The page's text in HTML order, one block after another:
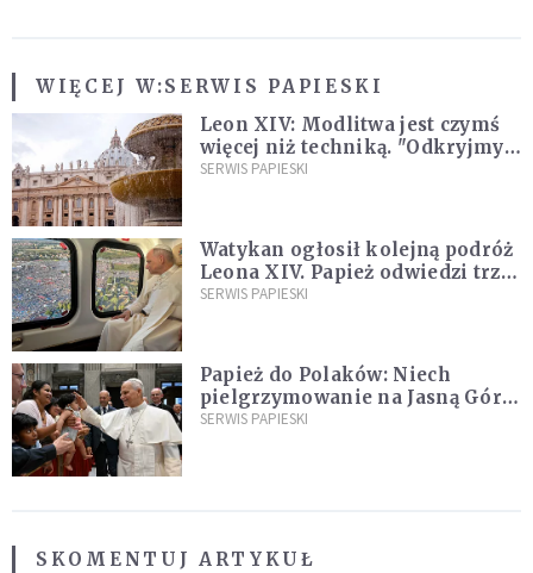
WIĘCEJ W:SERWIS PAPIESKI
Leon XIV: Modlitwa jest czymś
więcej niż techniką. "Odkryjmy
ją na nowo"
SERWIS PAPIESKI
Watykan ogłosił kolejną podróż
Leona XIV. Papież odwiedzi trzy
kraje Ameryki Południowej
SERWIS PAPIESKI
Papież do Polaków: Niech
pielgrzymowanie na Jasną Górę
umocni wiarę i nadzieję
SERWIS PAPIESKI
SKOMENTUJ ARTYKUŁ